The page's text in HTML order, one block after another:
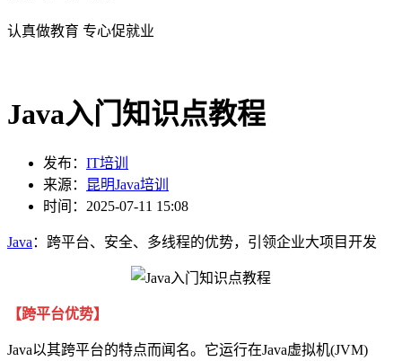
认真做教育 专心促就业
Java入门知识点教程
发布： IT培训
来源：
昆明Java培训
时间：2025-07-11 15:08
Java ：跨平台、安全、多线程的优势，引领企业大项目开发
【跨平台优势】
Java以其跨平台的特点而闻名。它运行在Java虚拟机(JVM)